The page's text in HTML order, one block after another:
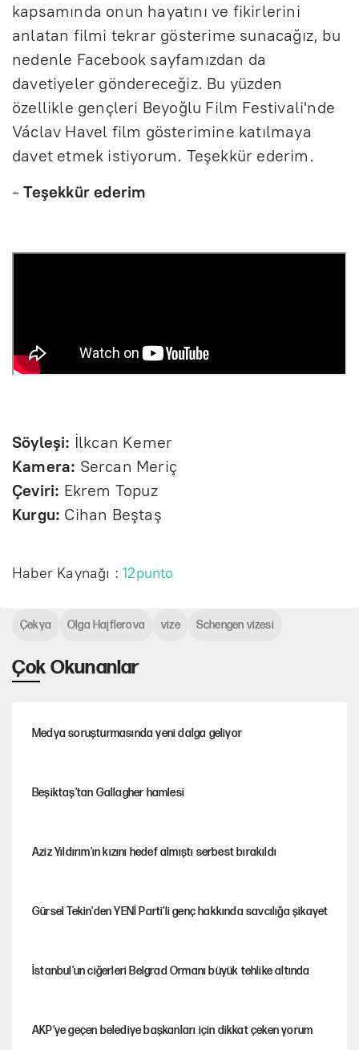
kapsamında onun hayatını ve fikirlerini
anlatan filmi tekrar gösterime sunacağız, bu
nedenle Facebook sayfamızdan da
davetiyeler göndereceğiz. Bu yüzden
özellikle gençleri Beyoğlu Film Festivali'nde
Václav Havel film gösterimine katılmaya
davet etmek istiyorum. Teşekkür ederim.
- Teşekkür ederim
Söyleşi: İlkcan Kemer
Kamera: Sercan Meriç
Çeviri: Ekrem Topuz
Kurgu: Cihan Beştaş
Haber Kaynağı :12punto
Çok Okunanlar
Medya soruşturmasında yeni dalga geliyor
Beşiktaş’tan Gallagher hamlesi
Aziz Yıldırım'ın kızını hedef almıştı serbest bırakıldı
Gürsel Tekin'den YENİ Parti’li genç hakkında savcılığa şikayet
İstanbul’un ciğerleri Belgrad Ormanı büyük tehlike altında
AKP’ye geçen belediye başkanları için dikkat çeken yorum
Çekya Olga Hajflerova vize Schengen vizesi